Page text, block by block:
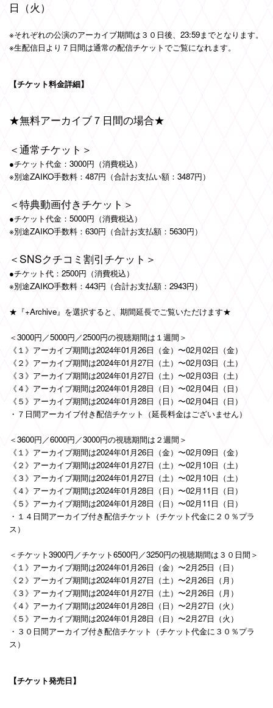
日（火）
※それぞれの公演のアーカイブ期間は３０日後、23:59までとなります。
※生配信日より７日間は通常の配信チケットでご覧になれます。
【チケット料金詳細】
★無料アーカイブ７日間の場合★
＜通常チケット＞
●チケット代金： 3000円（消費税込）
※別途ZAIKO手数料： 487円（合計お支払い額： 3487円）
＜特典動画付きチケット＞
●チケット代金：5000円（消費税込）
※別途ZAIKO手数料：630円（合計お支払額：5630円）
＜SNSクチコミ割引チケット＞
●チケット代：2500円（消費税込）
※別途ZAIKO手数料：443円（合計お支払額：2943円）
★『+Archive』を選択すると、期間延長でご覧いただけます★
＜3000円／5000円／2500円の視聴期間は１週間＞
《１》アーカイブ期間は2024年01月26日（金）〜02月02日（金）
《２》アーカイブ期間は2024年01月27日（土）〜02月03日（土）
《３》アーカイブ期間は2024年01月27日（土）〜02月03日（土）
《４》アーカイブ期間は2024年01月28日（日）〜02月04日（日）
《５》アーカイブ期間は2024年01月28日（日）〜02月04日（日）
・７日間アーカイブ付き配信チケット（延長料金はございません）
＜3600円／6000円／3000円の視聴期間は２週間＞
《１》アーカイブ期間は2024年01月26日（金）〜02月09日（金）
《２》アーカイブ期間は2024年01月27日（土）〜02月10日（土）
《３》アーカイブ期間は2024年01月27日（土）〜02月10日（土）
《４》アーカイブ期間は2024年01月28日（日）〜02月11日（日）
《５》アーカイブ期間は2024年01月28日（日）〜02月11日（日）
・１４日間アーカイブ付き配信チケット（チケット代金に２０％プラ
ス）
＜チケット3900円／チケット6500円／3250円の視聴期間は３０日間＞
《１》アーカイブ期間は2024年01月26日（金）〜2月25日（日）
《２》アーカイブ期間は2024年01月27日（土）〜2月26日（月）
《３》アーカイブ期間は2024年01月27日（土）〜2月26日（月）
《４》アーカイブ期間は2024年01月28日（日）〜2月27日（火）
《５》アーカイブ期間は2024年01月28日（日）〜2月27日（火）
・３０日間アーカイブ付き配信チケット（チケット代金に３０％プラ
ス）
【チケット発売日】